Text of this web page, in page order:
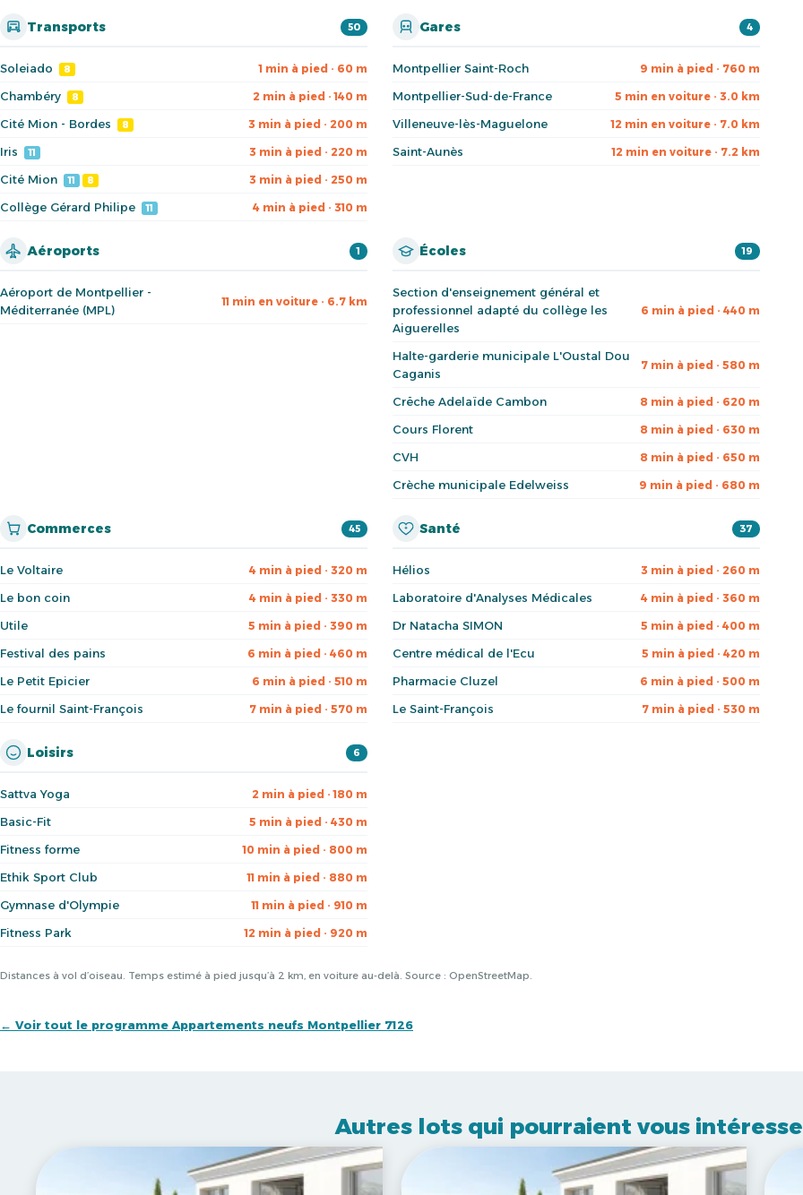
Transports 50
Soleiado 8 1 min à pied · 60 m
Chambéry 8 2 min à pied · 140 m
Cité Mion - Bordes 8 3 min à pied · 200 m
Iris 11 3 min à pied · 220 m
Cité Mion 11 8 3 min à pied · 250 m
Collège Gérard Philipe 11 4 min à pied · 310 m
Gares 4
Montpellier Saint-Roch 9 min à pied · 760 m
Montpellier-Sud-de-France 5 min en voiture · 3.0 km
Villeneuve-lès-Maguelone 12 min en voiture · 7.0 km
Saint-Aunès 12 min en voiture · 7.2 km
Aéroports 1
Aéroport de Montpellier -
Méditerranée (MPL)
11 min en voiture · 6.7 km
Écoles 19
Section d'enseignement général et
professionnel adapté du collège les
Aiguerelles
6 min à pied · 440 m
Halte-garderie municipale L'Oustal Dou
Caganis
7 min à pied · 580 m
Crêche Adelaïde Cambon 8 min à pied · 620 m
Cours Florent 8 min à pied · 630 m
CVH 8 min à pied · 650 m
Crèche municipale Edelweiss 9 min à pied · 680 m
Commerces 45
Le Voltaire 4 min à pied · 320 m
Le bon coin 4 min à pied · 330 m
Utile 5 min à pied · 390 m
Festival des pains 6 min à pied · 460 m
Le Petit Epicier 6 min à pied · 510 m
Le fournil Saint-François 7 min à pied · 570 m
Santé 37
Hélios 3 min à pied · 260 m
Laboratoire d'Analyses Médicales 4 min à pied · 360 m
Dr Natacha SIMON 5 min à pied · 400 m
Centre médical de l'Ecu 5 min à pied · 420 m
Pharmacie Cluzel 6 min à pied · 500 m
Le Saint-François 7 min à pied · 530 m
Loisirs 6
Sattva Yoga 2 min à pied · 180 m
Basic-Fit 5 min à pied · 430 m
Fitness forme 10 min à pied · 800 m
Ethik Sport Club 11 min à pied · 880 m
Gymnase d'Olympie 11 min à pied · 910 m
Fitness Park 12 min à pied · 920 m
Distances à vol d’oiseau. Temps estimé à pied jusqu’à 2 km, en voiture au-delà. Source : OpenStreetMap.
← Voir tout le programme Appartements neufs Montpellier 7126
Autres lots qui pourraient vous